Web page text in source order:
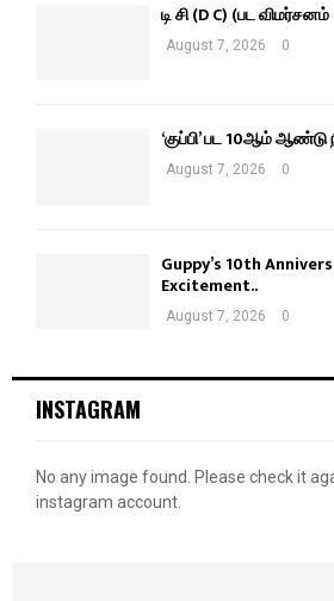
டி சி (D C) (பட விமர்சனம்
August 7, 2026 0
‘குப்பி’ பட 10ஆம்
August 7, 2026 0
Guppy’s 10th
Excitement..
August 7, 2026 0
INSTAGRAM
No any image found. Please check it
instagram account.